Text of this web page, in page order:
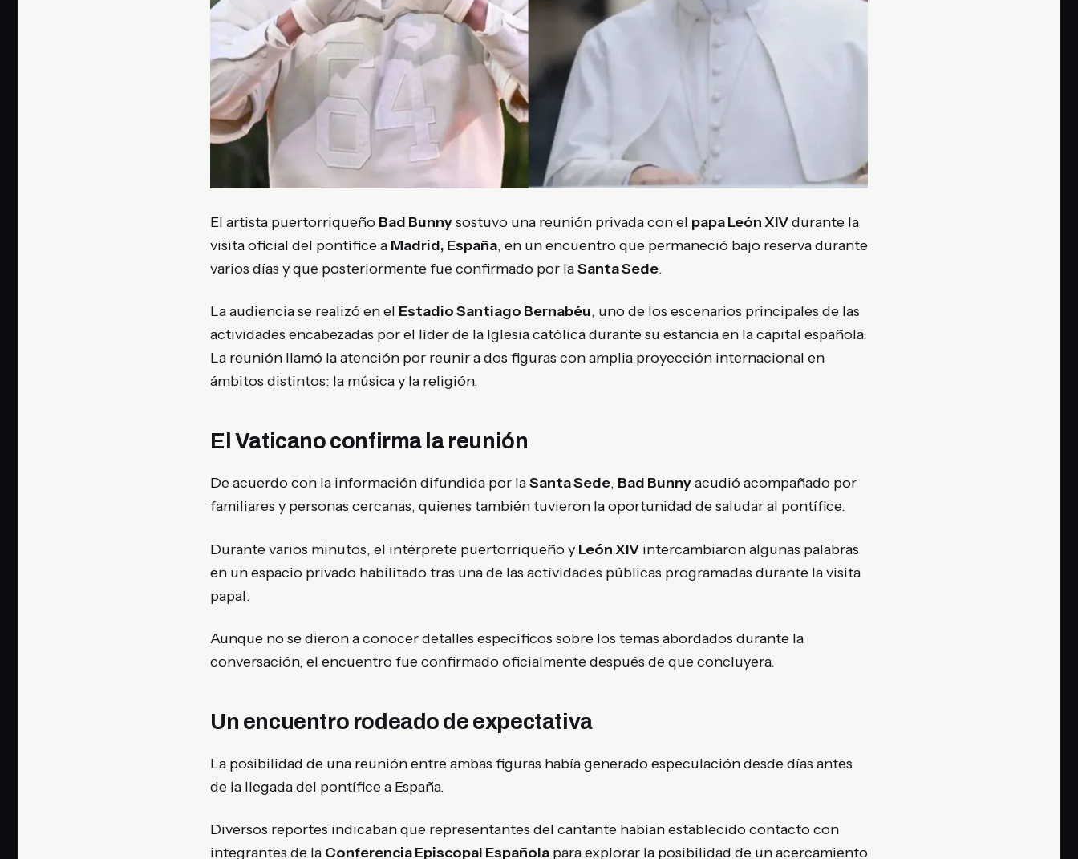
El artista puertorriqueño Bad Bunnysostuvo una reunión privada con el papa León XIVdurante la
visita oficial del pontífice a Madrid, España, en un encuentro que permaneció bajo reserva durante
varios días y que posteriormente fue confirmado por laSanta Sede.
La audiencia se realizó en el Estadio Santiago Bernabéu, uno de los escenarios principales de las
actividades encabezadas por el líder de la Iglesia católica durante su estancia en la capital española.
La reunión llamó la atención por reunir a dos figuras con amplia proyección internacional en
ámbitos distintos: la música y la religión.
El Vaticano confirma la reunión
De acuerdo con la información difundida por laSanta Sede, Bad Bunnyacudió acompañado por
familiares y personas cercanas, quienes también tuvieron la oportunidad de saludar al pontífice.
Durante varios minutos, el intérprete puertorriqueño y León XIV intercambiaron algunas palabras
en un espacio privado habilitado tras una de las actividades públicas programadas durante la visita
papal.
Aunque no se dieron a conocer detalles específicos sobre los temas abordados durante la
conversación, el encuentro fue confirmado oficialmente después de que concluyera.
Un encuentro rodeado de expectativa
La posibilidad de una reunión entre ambas figuras había generado especulación desde días antes
de la llegada del pontífice a España.
Diversos reportes indicaban que representantes del cantante habían establecido contacto con
integrantes de la Conferencia Episcopal Española para explorar la posibilidad de un acercamiento